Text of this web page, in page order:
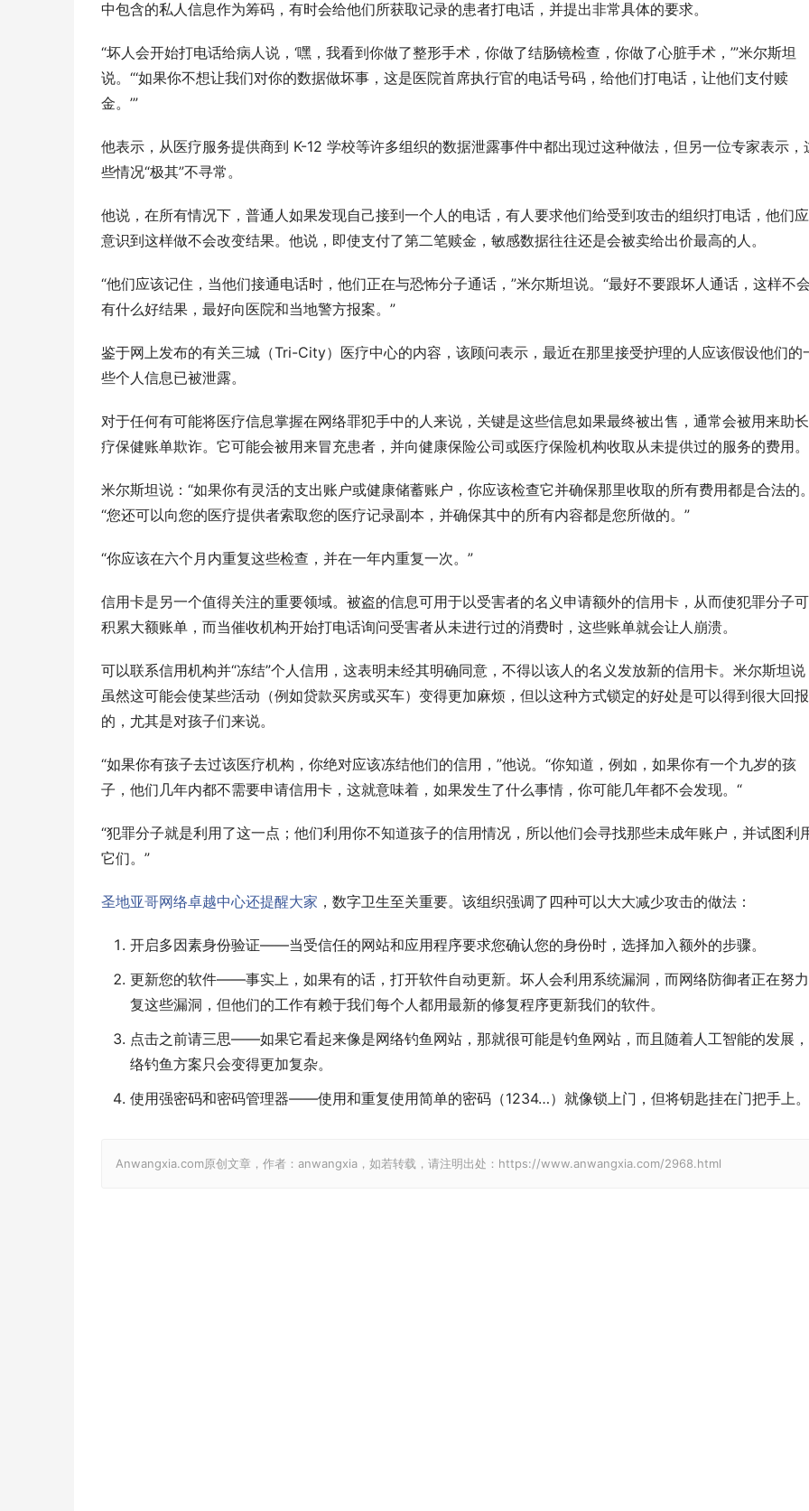
中包含的私人信息作为筹码，有时会给他们所获取记录的患者打电话，并提出非常具体的要求。
“坏人会开始打电话给病人说，‘嘿，我看到你做了整形手术，你做了结肠镜检查，你做了心脏手术，’”米尔斯坦
说。“‘如果你不想让我们对你的数据做坏事，这是医院首席执行官的电话号码，给他们打电话，让他​​们支付赎
金。’”
他表示，从医疗服务提供商到 K-12 学校等许多组织的数据泄露事件中都出现过这种做法，但另一位专家表示，
些情况“极其”不寻常。
他说，在所有情况下，普通人如果发现自己接到一个人的电话，有人要求他们给受到攻击的组织打电话，他们
意识到这样做不会改变结果。他说，即使支付了第二笔赎金，敏感数据往往还是会被卖给出价最高的人。
“他们应该记住，当他们接通电话时，他们正在与恐怖分子通话，”米尔斯坦说。“最好不要跟坏人通话，这样不会
有什么好结果，最好向医院和当地警方报案。”
鉴于网上发布的有关三城（Tri-City）医疗中心的内容，该顾问表示，最近在那里接受护理的人应该假设他们的
些个人信息已被泄露。
对于任何有可能将医疗信息掌握在网络罪犯手中的人来说，关键是这些信息如果最终被出售，通常会被用来助
疗保健账单欺诈。它可能会被用来冒充患者，并向健康保险公司或医疗保险机构收取从未提供过的服务的费用。
米尔斯坦说：“如果你有灵活的支出账户或健康储蓄账户，你应该检查它并确保那里收取的所有费用都是合法的
“您还可以向您的医疗提供者索取您的医疗记录副本，并确保其中的所有内容都是您所做的。”
“你应该在六个月内重复这些检查，并在一年内重复一次。”
信用卡是另一个值得关注的重要领域。被盗的信息可用于以受害者的名义申请额外的信用卡，从而使犯罪分子
积累大额账单，而当催收机构开始打电话询问受害者从未进行过的消费时，这些账单就会让人崩溃。
可以联系信用机构并“冻结”个人信用，这表明未经其明确同意，不得以该人的名义发放新的信用卡。米尔斯坦说
虽然这可能会使某些活动（例如贷款买房或买车）变得更加麻烦，但以这种方式锁定的好处是可以得到很大回报
的，尤其是对孩子们来说。
“如果你有孩子去过该医疗机构，你绝对应该冻结他们的信用，”他说。“你知道，例如，如果你有一个九岁的孩
子，他们几年内都不需要申请信用卡，这就意味着，如果发生了什么事情，你可能几年都不会发现。“
“犯罪分子就是利用了这一点；他们利用你不知道孩子的信用情况，所以他们会寻找那些未成年账户，并试图利
它们。”
圣地亚哥网络卓越中心还提醒大家 ，数字卫生至关重要。该组织强调了四种可以大大减少攻击的做法：
开启多因素身份验证——当受信任的网站和应用程序要求您确认您的身份时，选择加入额外的步骤。
更新您的软件——事实上，如果有的话，打开软件自动更新。坏人会利用系统漏洞，而网络防御者正在努
复这些漏洞，但他们的工作有赖于我们每个人都用最新的修复程序更新我们的软件。
点击之前请三思——如果它看起来像是网络钓鱼网站，那就很可能是钓鱼网站，而且随着人工智能的发展
络钓鱼方案只会变得更加复杂。
使用强密码和密码管理器——使用和重复使用简单的密码（1234…）就像锁上门，但将钥匙挂在门把手上。
Anwangxia.com原创文章，作者：anwangxia，如若转载，请注明出处：https://www.anwangxia.com/2968.html